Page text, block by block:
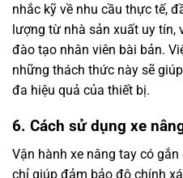
nhắc kỹ về nhu cầu thực tế,
lượng từ nhà sản xuất uy tín,
đào tạo nhân viên bài bản.
những thách thức này sẽ
đa hiệu quả của thiết bị.
6. Cách sử dụng xe
Vận hành xe nâng tay có
chỉ giúp đảm bảo độ chính